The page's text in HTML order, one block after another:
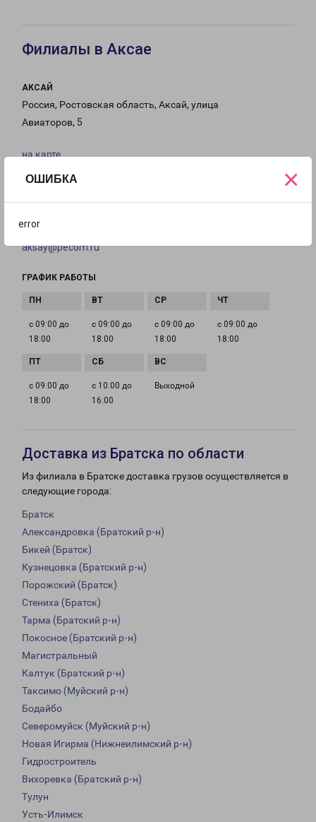
ОШИБКА
error
×
Филиалы в Аксае
АКСАЙ
Россия, Ростовская область, Аксай, улица
Авиаторов, 5
на карте
ТЕЛЕФОН
8(863) 307-89-95
aksay@pecom.ru
ГРАФИК РАБОТЫ
с 09:00 до
18:00
с 09:00 до
18:00
с 09:00 до
18:00
с 09:00 до
18:00
с 09:00 до
18:00
с 10:00 до
16:00
Выходной
Доставка из Братска по области
Из филиала в Братске доставка грузов осуществляется в
следующие города:
Братск
Александровка (Братский р-н)
Бикей (Братск)
Кузнецовка (Братский р-н)
Порожский (Братск)
Стениха (Братск)
Тарма (Братский р-н)
Покосное (Братский р-н)
Магистральный
Калтук (Братский р-н)
Таксимо (Муйский р-н)
Бодайбо
Северомуйск (Муйский р-н)
Новая Игирма (Нижнеилимский р-н)
Гидростроитель
Вихоревка (Братский р-н)
Тулун
Усть-Илимск